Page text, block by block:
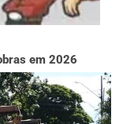
em 2026